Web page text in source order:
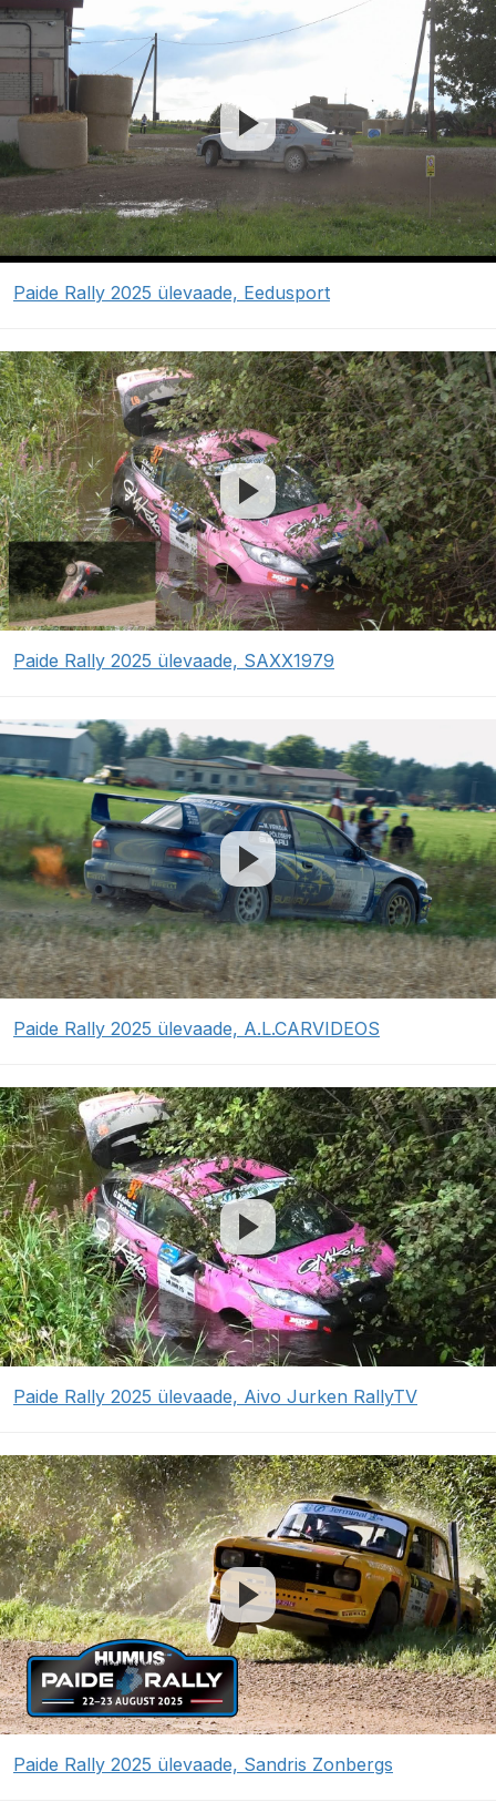
Paide Rally 2025 ülevaade, Eedusport
Paide Rally 2025 ülevaade, SAXX1979
Paide Rally 2025 ülevaade, A.L.CARVIDEOS
Paide Rally 2025 ülevaade, Aivo Jurken RallyTV
Paide Rally 2025 ülevaade, Sandris Zonbergs